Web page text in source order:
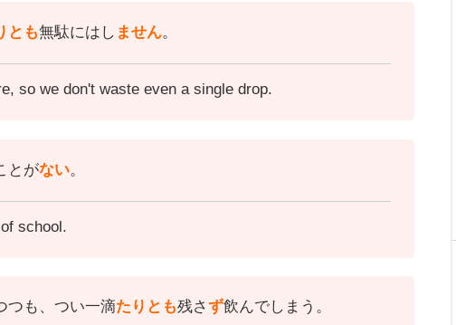
とも無駄にはし ません。
so we don't waste even a single drop.
とがない。
school.
も、 つい一滴たりとも残さず飲んでしまう。